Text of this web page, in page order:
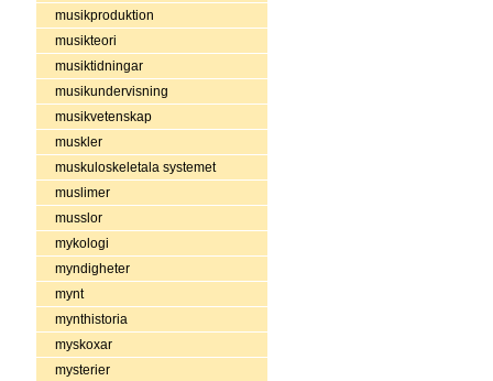
musikproduktion
musikteori
musiktidningar
musikundervisning
musikvetenskap
muskler
muskuloskeletala systemet
muslimer
musslor
mykologi
myndigheter
mynt
mynthistoria
myskoxar
mysterier